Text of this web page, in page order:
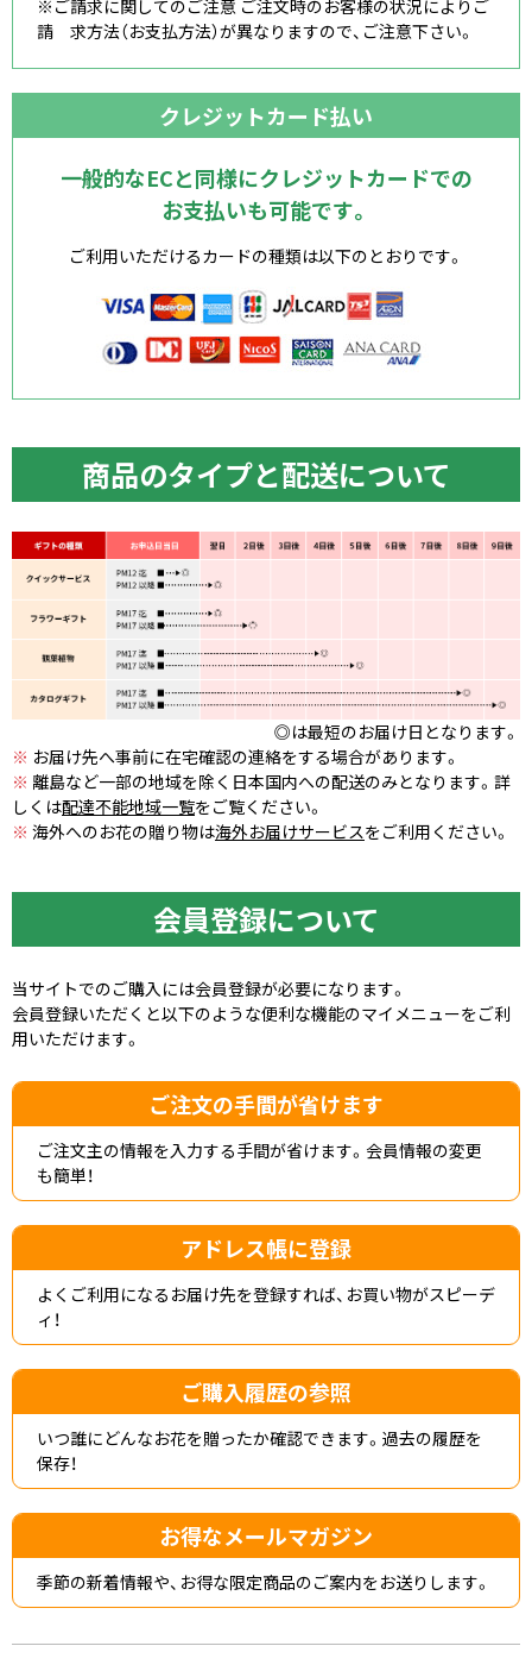
※ご請求に関してのご注意 ご注文時のお客様の状況によりご
請 求方法（お支払方法）が異なりますので、ご注意下さい。
クレジットカード払い
一般的なECと同様にクレジットカードでの
お支払いも可能です。
ご利用いただけるカードの種類は以下のとおりです。
商品のタイプと配送について
◎は最短のお届け日となります。
※ お届け先へ事前に在宅確認の連絡をする場合があります。
※ 離島など一部の地域を除く日本国内への配送のみとなります。詳
しくは配達不能地域一覧をご覧ください。
※ 海外へのお花の贈り物は海外お届けサービスをご利用ください。
会員登録について
当サイトでのご購入には会員登録が必要になります。
会員登録いただくと以下のような便利な機能のマイメニューをご利
用いただけます。
ご注文の手間が省けます
ご注文主の情報を入力する手間が省けます。会員情報の変更
も簡単！
アドレス帳に登録
よくご利用になるお届け先を登録すれば、お買い物がスピーデ
ィ！
ご購入履歴の参照
いつ誰にどんなお花を贈ったか確認できます。過去の履歴を
保存！
お得なメールマガジン
季節の新着情報や、お得な限定商品のご案内をお送りします。